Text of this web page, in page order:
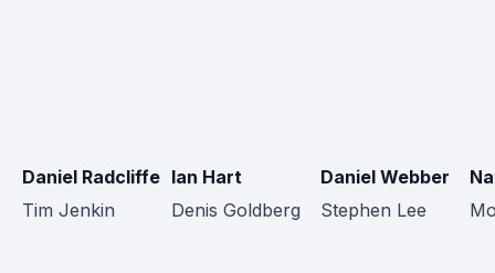
Daniel Radcliffe
Tim Jenkin
Ian Hart
Denis Goldberg
Daniel Webber
Stephen Lee